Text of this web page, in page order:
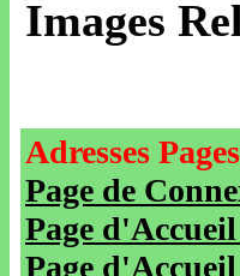
Images
Adresses
Page de
Page
Page